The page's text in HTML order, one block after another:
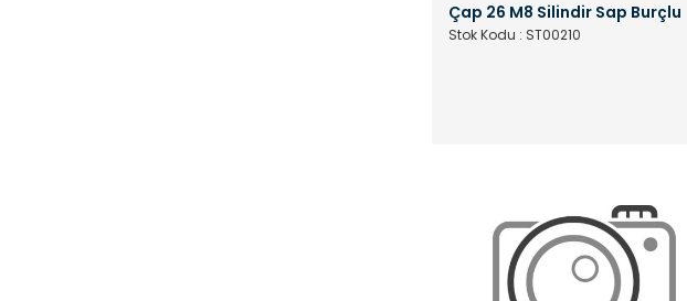
Çap 26 M8 Silindir Sap Burçlu
Stok Kodu : ST00210